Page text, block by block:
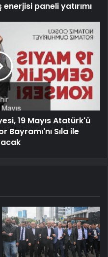
paneli yatırımı
19 Mayıs Atatürk'ü
Bayramı'nı Sıla ile